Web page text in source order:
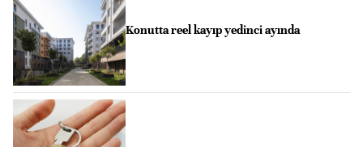
Konutta reel kayıp yedinci ayında